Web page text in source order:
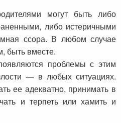
могут быть либо
либо истеричными
ссора. В любом случае
быть вместе.
проблемы с этим
— в любых ситуациях.
ее адекватно, принимать в
и терпеть или хамить и